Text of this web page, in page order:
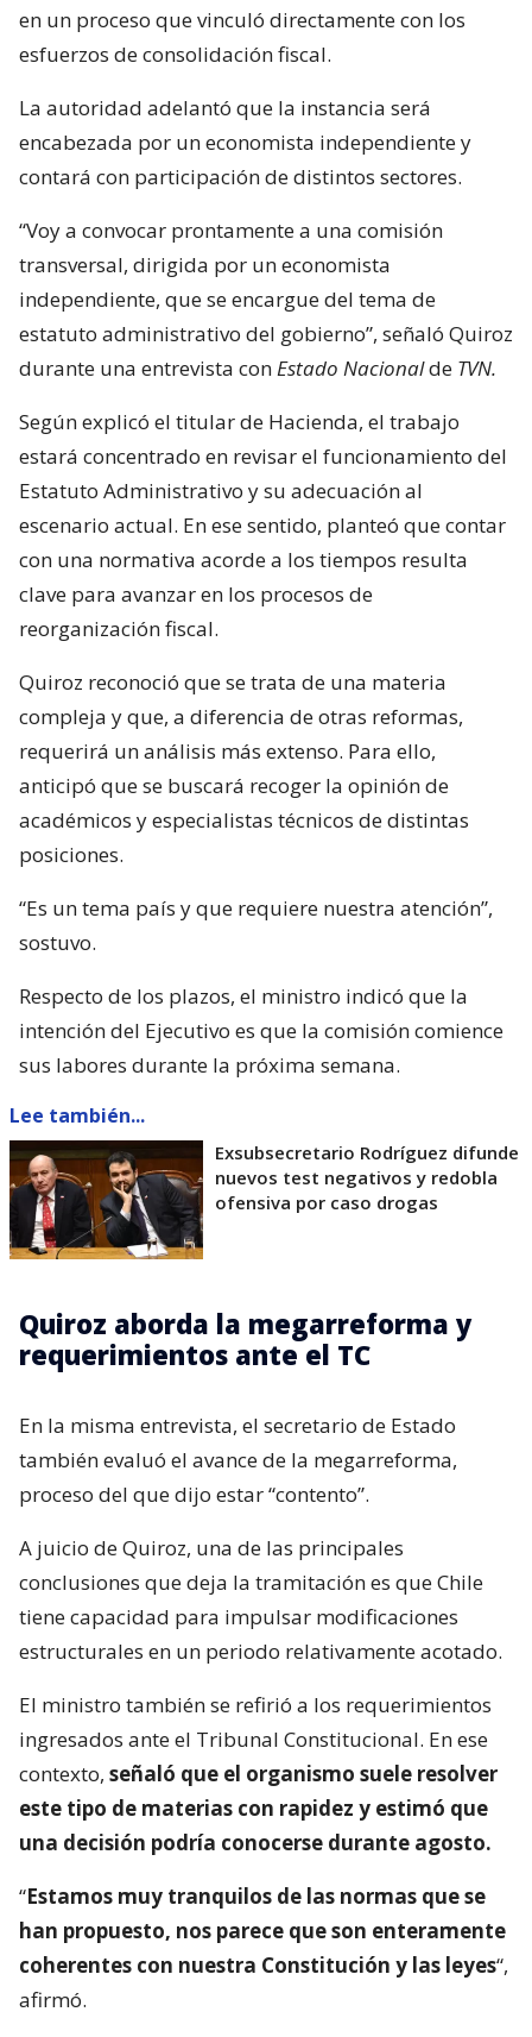
en un proceso que vinculó directamente con los
esfuerzos de consolidación fiscal.
La autoridad adelantó que la instancia será
encabezada por un economista independiente y
contará con participación de distintos sectores.
“Voy a convocar prontamente a una comisión
transversal, dirigida por un economista
independiente, que se encargue del tema de
estatuto administrativo del gobierno”, señaló Quiroz
durante una entrevista con Estado Nacionalde TVN.
Según explicó el titular de Hacienda, el trabajo
estará concentrado en revisar el funcionamiento del
Estatuto Administrativo y su adecuación al
escenario actual. En ese sentido, planteó que contar
con una normativa acorde a los tiempos resulta
clave para avanzar en los procesos de
reorganización fiscal.
Quiroz reconoció que se trata de una materia
compleja y que, a diferencia de otras reformas,
requerirá un análisis más extenso. Para ello,
anticipó que se buscará recoger la opinión de
académicos y especialistas técnicos de distintas
posiciones.
“Es un tema país y que requiere nuestra atención”,
sostuvo.
Respecto de los plazos, el ministro indicó que la
intención del Ejecutivo es que la comisión comience
sus labores durante la próxima semana.
Lee también...
Exsubsecretario Rodríguez difunde
nuevos test negativos y redobla
ofensiva por caso drogas
Quiroz aborda la megarreforma y
requerimientos ante el TC
En la misma entrevista, el secretario de Estado
también evaluó el avance de la megarreforma,
proceso del que dijo estar “contento”.
A juicio de Quiroz, una de las principales
conclusiones que deja la tramitación es que Chile
tiene capacidad para impulsar modificaciones
estructurales en un periodo relativamente acotado.
El ministro también se refirió a los requerimientos
ingresados ante el Tribunal Constitucional. En ese
contexto, señaló que el organismo suele resolver
este tipo de materias con rapidez y estimó que
una decisión podría conocerse durante agosto.
“Estamos muy tranquilos de las normas que se
han propuesto, nos parece que son enteramente
coherentes con nuestra Constitución y las leyes“,
afirmó.